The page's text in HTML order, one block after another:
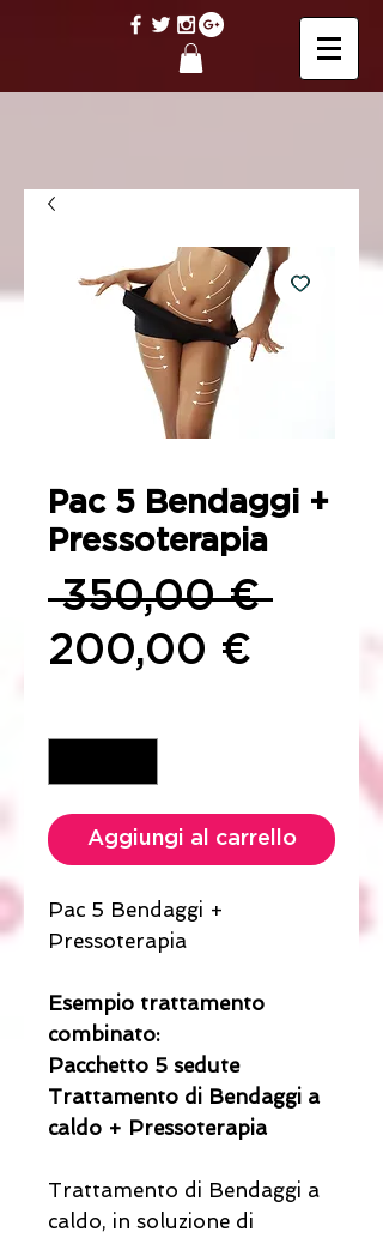
Pac 5 Bendaggi +
Pressoterapia
350,00 €
200,00 €
Aggiungi al carrello
Pac 5 Bendaggi +
Pressoterapia
Esempio trattamento
combinato:
Pacchetto 5 sedute
Trattamento di Bendaggi a
caldo + Pressoterapia
Trattamento di Bendaggi a
caldo, in soluzione di